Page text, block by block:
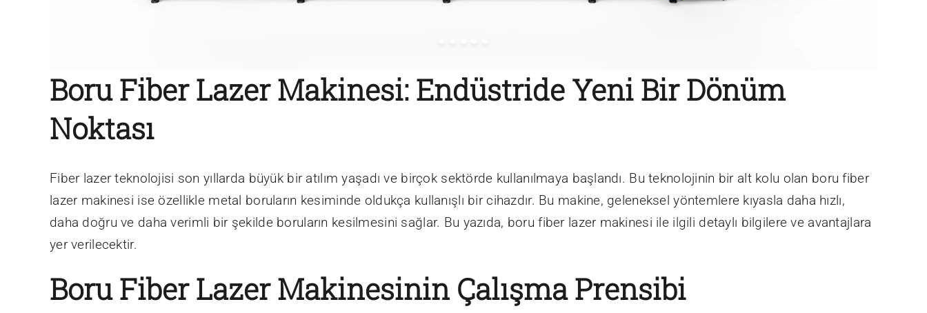
Boru Fiber Lazer Makinesi: Endüstride Yeni Bir Dönüm
Noktası
Fiber lazer teknolojisi son yıllarda büyük bir atılım yaşadı ve birçok sektörde kullanılmaya başlandı. Bu teknolojinin bir alt kolu olan boru fiber
lazer makinesi ise özellikle metal boruların kesiminde oldukça kullanışlı bir cihazdır. Bu makine, geleneksel yöntemlere kıyasla daha hızlı,
daha doğru ve daha verimli bir şekilde boruların kesilmesini sağlar. Bu yazıda, boru fiber lazer makinesi ile ilgili detaylı bilgilere ve avantajlara
yer verilecektir.
Boru Fiber Lazer Makinesinin Çalışma Prensibi